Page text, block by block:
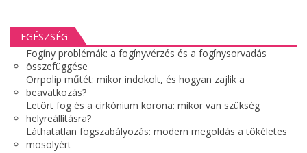
EGÉSZSÉG
Fogíny problémák: a fogínyvérzés és a fogínysorvadás
összefüggése
Orrpolip műtét: mikor indokolt, és hogyan zajlik a
beavatkozás?
Letört fog és a cirkónium korona: mikor van szükség
helyreállításra?
Láthatatlan fogszabályozás: modern megoldás a tökéletes
mosolyért